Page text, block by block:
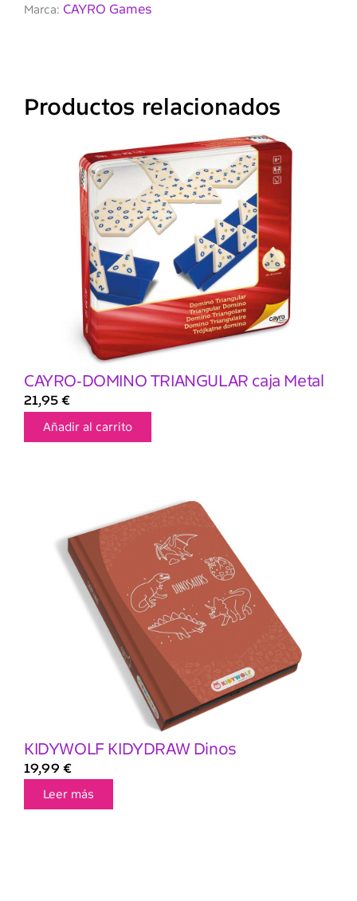
Marca: CAYRO Games
Productos relacionados
CAYRO-DOMINO TRIANGULAR caja Metal
21,95 €
Añadir al carrito
KIDYWOLF KIDYDRAW Dinos
19,99 €
Leer más